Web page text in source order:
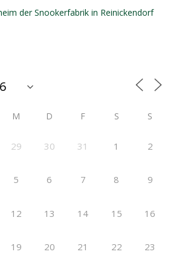
der Snookerfabrik in Reinickendorf
M D F S S
29 30 31 1 2
5 6 7 8 9
12 13 14 15 16
19 20 21 22 23